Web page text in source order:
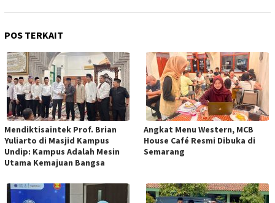
POS TERKAIT
Mendiktisaintek Prof. Brian
Yuliarto di Masjid Kampus
Undip: Kampus Adalah Mesin
Utama Kemajuan Bangsa
Angkat Menu Western, MCB
House Café Resmi Dibuka di
Semarang